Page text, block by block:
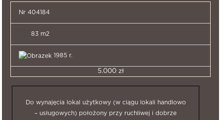
Nr 404184
83 m2
1985 r.
5.000 zł
Do wynajęcia lokal użytkowy (w ciągu lokali handlowo
– usługowych) położony przy ruchliwej i dobrze